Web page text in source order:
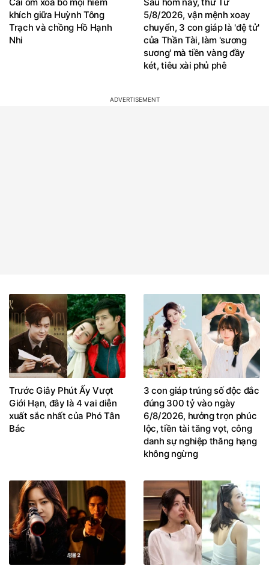
khích giữa Huỳnh Tông
Trạch và chồng Hồ Hạnh
Nhi
5/8/2026, vận mệnh xoay
chuyển, 3 con giáp là 'đệ tử'
của Thần Tài, làm 'sương
sương' mà tiền vàng đầy
két, tiêu xài phủ phê
Trước Giây Phút Ấy Vượt
Giới Hạn, đây là 4 vai diễn
xuất sắc nhất của Phó Tân
Bác
3 con giáp trúng số độc đắc
đúng 300 tỷ vào ngày
6/8/2026, hưởng trọn phúc
lộc, tiền tài tăng vọt, công
danh sự nghiệp thăng hạng
không ngừng